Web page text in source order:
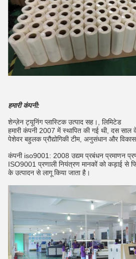
हमारी कंपनी:
शेन्ज़ेन ट्यूनिंग प्लास्टिक उत्पाद सह।, लिमिटेड
हमारी कंपनी 2007 में स्थापित की गई थी, दस साल
पेशेवर बहुलक प्रौद्योगिकी टीम, अनुसंधान और
कंपनी iso9001: 2008 उद्यम प्रबंधन प्रमाणन
ISO9001 प्रणाली नियंत्रण मानकों को कड़ाई से
के उत्पादन से लागू किया जाता है।